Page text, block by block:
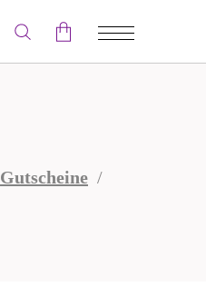
Gutscheine /